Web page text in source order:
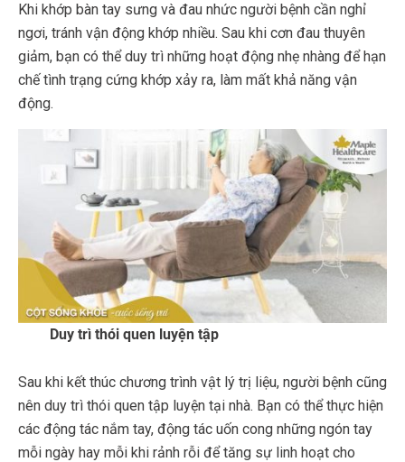
Khi khớp bàn tay sưng và đau nhức người bệnh cần nghỉ
ngơi, tránh vận động khớp nhiều. Sau khi cơn đau thuyên
giảm, bạn có thể duy trì những hoạt động nhẹ nhàng để hạn
chế tình trạng cứng khớp xảy ra, làm mất khả năng vận
động.
Duy trì thói quen luyện tập
Sau khi kết thúc chương trình vật lý trị liệu, người bệnh cũng
nên duy trì thói quen tập luyện tại nhà. Bạn có thể thực hiện
các động tác nắm tay, động tác uốn cong những ngón tay
mỗi ngày hay mỗi khi rảnh rỗi để tăng sự linh hoạt cho